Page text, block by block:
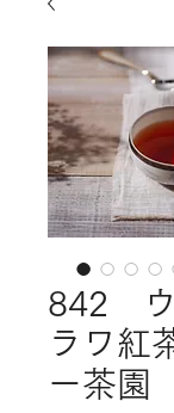
842 ウ
ラワ紅
ー茶